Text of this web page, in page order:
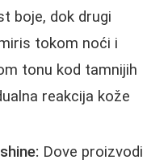
boje, dok drugi
tokom noći i
tonu kod tamnijih
reakcija kože
Dove proizvodi